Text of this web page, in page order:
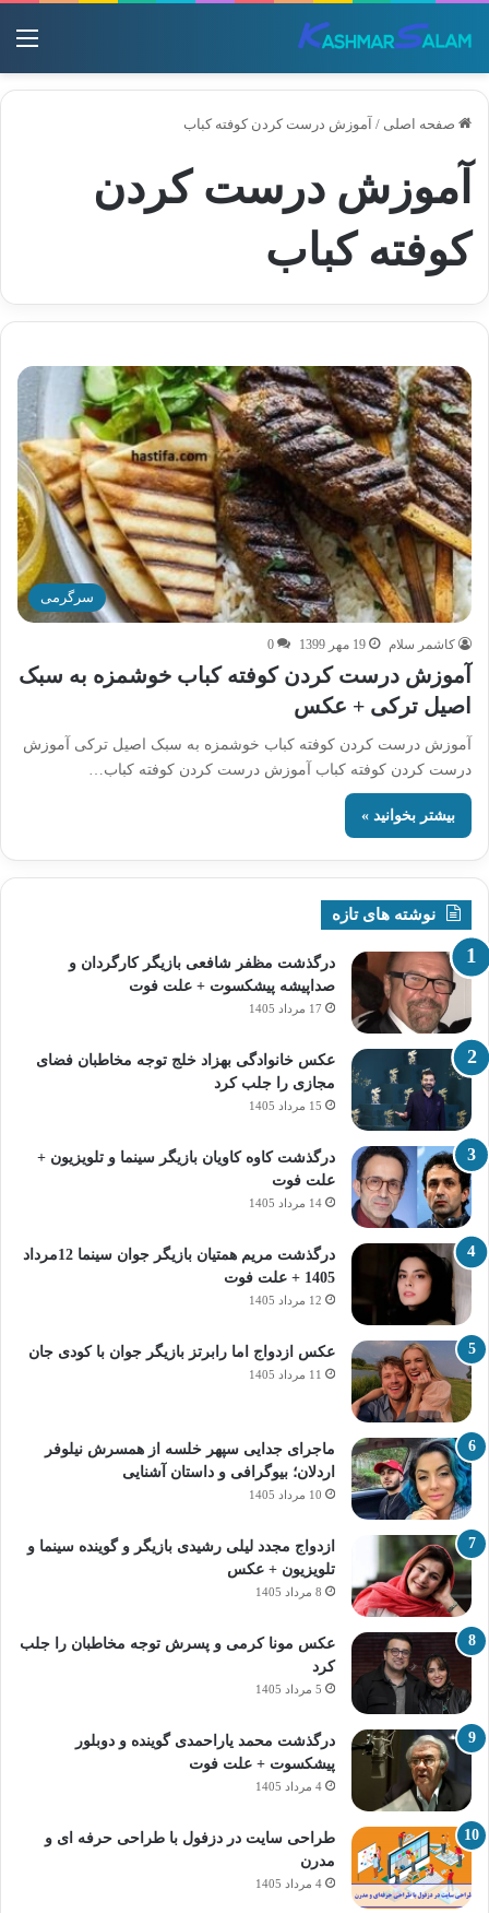
صفحه اصلی / آموزش درست کردن کوفته کباب
آموزش درست کردن
کوفته کباب
سرگرمی
کاشمر سلام 19 مهر 1399 0
آموزش درست کردن کوفته کباب خوشمزه به سبک
اصیل ترکی + عکس
آموزش درست کردن کوفته کباب خوشمزه به سبک اصیل ترکی آموزش
درست کردن کوفته کباب آموزش درست کردن کوفته کباب…
بیشتر بخوانید »
نوشته های تازه
درگذشت مظفر شافعی بازیگر کارگردان و
صداپیشه پیشکسوت + علت فوت
17 مرداد 1405
عکس خانوادگی بهزاد خلج توجه مخاطبان فضای
مجازی را جلب کرد
15 مرداد 1405
درگذشت کاوه کاویان بازیگر سینما و تلویزیون +
علت فوت
14 مرداد 1405
درگذشت مریم همتیان بازیگر جوان سینما 12مرداد
1405 + علت فوت
12 مرداد 1405
عکس ازدواج اما رابرتز بازیگر جوان با کودی جان
11 مرداد 1405
ماجرای جدایی سپهر خلسه از همسرش نیلوفر
اردلان؛ بیوگرافی و داستان آشنایی
10 مرداد 1405
ازدواج مجدد لیلی رشیدی بازیگر و گوینده سینما و
تلویزیون + عکس
8 مرداد 1405
عکس مونا کرمی و پسرش توجه مخاطبان را جلب
کرد
5 مرداد 1405
درگذشت محمد یاراحمدی گوینده و دوبلور
پیشکسوت + علت فوت
4 مرداد 1405
طراحی سایت در دزفول با طراحی حرفه‌ ای و
مدرن
4 مرداد 1405